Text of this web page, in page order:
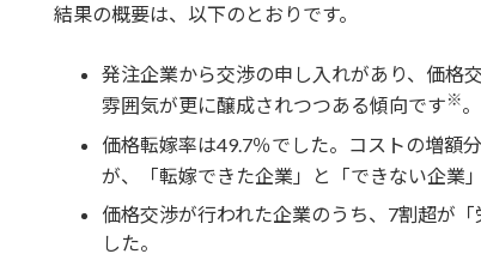
結果の概要は、以下のとおりです。
発注企業から交渉の申し入れがあり、価格
雰囲気が更に醸成されつつある傾向です※。
価格転嫁率は49.7％でした。コストの増額
が、「転嫁できた企業」と「できない企業
価格交渉が行われた企業のうち、7割超が
した。